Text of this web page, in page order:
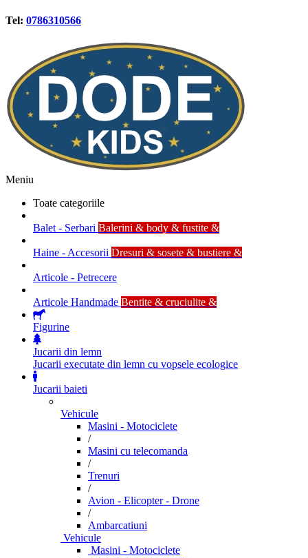
Tel: 0786310566
Meniu
Toate categoriile
Balet - Serbari Balerini & body & fustite &
Haine - Accesorii Dresuri & sosete & bustiere &
Articole - Petrecere
Articole Handmade Bentite & cruciulite &
Figurine
Jucarii din lemn
Jucarii executate din lemn cu vopsele ecologice
Jucarii baieti
Vehicule
Masini - Motociclete
/
Masini cu telecomanda
/
Trenuri
/
Avion - Elicopter - Drone
/
Ambarcatiuni
Vehicule
Masini - Motociclete